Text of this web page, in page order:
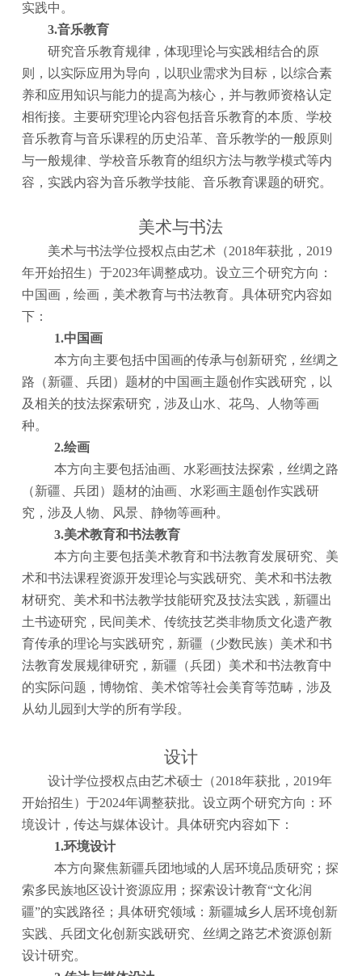
实践中。
3.音乐教育
研究音乐教育规律，体现理论与实践相结合的原
则，以实际应用为导向，以职业需求为目标，以综合素
养和应用知识与能力的提高为核心，并与教师资格认定
相衔接。主要研究理论内容包括音乐教育的本质、学校
音乐教育与音乐课程的历史沿革、音乐教学的一般原则
与一般规律、学校音乐教育的组织方法与教学模式等内
容，实践内容为音乐教学技能、音乐教育课题的研究。
美术与书法
美术与书法学位授权点由艺术（2018年获批，2019
年开始招生）于2023年调整成功。设立三个研究方向：
中国画，绘画，美术教育与书法教育。具体研究内容如
下：
1.中国画
本方向主要包括中国画的传承与创新研究，丝绸之
路（新疆、兵团）题材的中国画主题创作实践研究，以
及相关的技法探索研究，涉及山水、花鸟、人物等画
种。
2.绘画
本方向主要包括油画、水彩画技法探索，丝绸之路
（新疆、兵团）题材的油画、水彩画主题创作实践研
究，涉及人物、风景、静物等画种。
3.美术教育和书法教育
本方向主要包括美术教育和书法教育发展研究、美
术和书法课程资源开发理论与实践研究、美术和书法教
材研究、美术和书法教学技能研究及技法实践，新疆出
土书迹研究，民间美术、传统技艺类非物质文化遗产教
育传承的理论与实践研究，新疆（少数民族）美术和书
法教育发展规律研究，新疆（兵团）美术和书法教育中
的实际问题，博物馆、美术馆等社会美育等范畴，涉及
从幼儿园到大学的所有学段。
设计
设计学位授权点由艺术硕士（2018年获批，2019年
开始招生）于2024年调整获批。设立两个研究方向：环
境设计，传达与媒体设计。具体研究内容如下：
1.环境设计
本方向聚焦新疆兵团地域的人居环境品质研究；探
索多民族地区设计资源应用；探索设计教育“文化润
疆”的实践路径；具体研究领域：新疆城乡人居环境创新
实践、兵团文化创新实践研究、丝绸之路艺术资源创新
设计研究。